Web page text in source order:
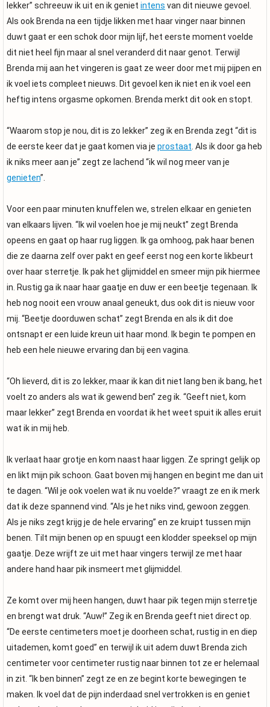
lekker” schreeuw ik uit en ik geniet intens van dit nieuwe gevoel.
Als ook Brenda na een tijdje likken met haar vinger naar binnen
duwt gaat er een schok door mijn lijf, het eerste moment voelde
dit niet heel fijn maar al snel veranderd dit naar genot. Terwijl
Brenda mij aan het vingeren is gaat ze weer door met mij pijpen en
ik voel iets compleet nieuws. Dit gevoel ken ik niet en ik voel een
heftig intens orgasme opkomen. Brenda merkt dit ook en stopt.
“Waarom stop je nou, dit is zo lekker” zeg ik en Brenda zegt “dit is
de eerste keer dat je gaat komen via je prostaat . Als ik door ga heb
ik niks meer aan je” zegt ze lachend “ik wil nog meer van je
genieten”.
Voor een paar minuten knuffelen we, strelen elkaar en genieten
van elkaars lijven. “Ik wil voelen hoe je mij neukt” zegt Brenda
opeens en gaat op haar rug liggen. Ik ga omhoog, pak haar benen
die ze daarna zelf over pakt en geef eerst nog een korte likbeurt
over haar sterretje. Ik pak het glijmiddel en smeer mijn pik hiermee
in. Rustig ga ik naar haar gaatje en duw er een beetje tegenaan. Ik
heb nog nooit een vrouw anaal geneukt, dus ook dit is nieuw voor
mij. “Beetje doorduwen schat” zegt Brenda en als ik dit doe
ontsnapt er een luide kreun uit haar mond. Ik begin te pompen en
heb een hele nieuwe ervaring dan bij een vagina.
“Oh lieverd, dit is zo lekker, maar ik kan dit niet lang ben ik bang, het
voelt zo anders als wat ik gewend ben” zeg ik. “Geeft niet, kom
maar lekker” zegt Brenda en voordat ik het weet spuit ik alles eruit
wat ik in mij heb.
Ik verlaat haar grotje en kom naast haar liggen. Ze springt gelijk op
en likt mijn pik schoon. Gaat boven mij hangen en begint me dan uit
te dagen. “Wil je ook voelen wat ik nu voelde?” vraagt ze en ik merk
dat ik deze spannend vind. “Als je het niks vind, gewoon zeggen.
Als je niks zegt krijg je de hele ervaring” en ze kruipt tussen mijn
benen. Tilt mijn benen op en spuugt een klodder speeksel op mijn
gaatje. Deze wrijft ze uit met haar vingers terwijl ze met haar
andere hand haar pik insmeert met glijmiddel.
Ze komt over mij heen hangen, duwt haar pik tegen mijn sterretje
en brengt wat druk. “Auw!” Zeg ik en Brenda geeft niet direct op.
“De eerste centimeters moet je doorheen schat, rustig in en diep
uitademen, komt goed” en terwijl ik uit adem duwt Brenda zich
centimeter voor centimeter rustig naar binnen tot ze er helemaal
in zit. “Ik ben binnen” zegt ze en ze begint korte bewegingen te
maken. Ik voel dat de pijn inderdaad snel vertrokken is en geniet